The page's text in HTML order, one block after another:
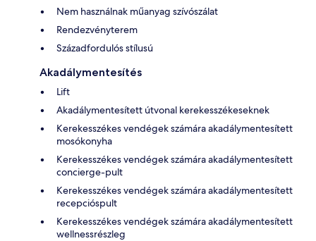
Nem használnak műanyag szívószálat
Rendezvényterem
Századfordulós stílusú
Akadálymentesítés
Lift
Akadálymentesített útvonal kerekesszékeseknek
Kerekesszékes vendégek számára akadálymentesített
mosókonyha
Kerekesszékes vendégek számára akadálymentesített
concierge-pult
Kerekesszékes vendégek számára akadálymentesített
recepcióspult
Kerekesszékes vendégek számára akadálymentesített
wellnessrészleg